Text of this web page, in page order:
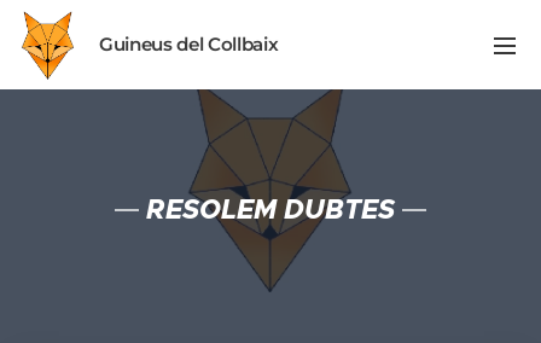
Guineus del Collbaix
RESOLEM DUBTES